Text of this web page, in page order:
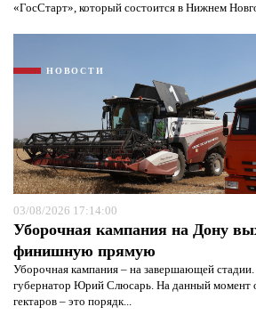
«ГосСтарт», который состоится в Нижнем
НОВОСТИ
03/08/2026 17:14:00
Уборочная кампания на Дону
финишную прямую
Уборочная кампания – на завершающей
губернатор Юрий Слюсарь. На данный момент
гектаров – это порядк...